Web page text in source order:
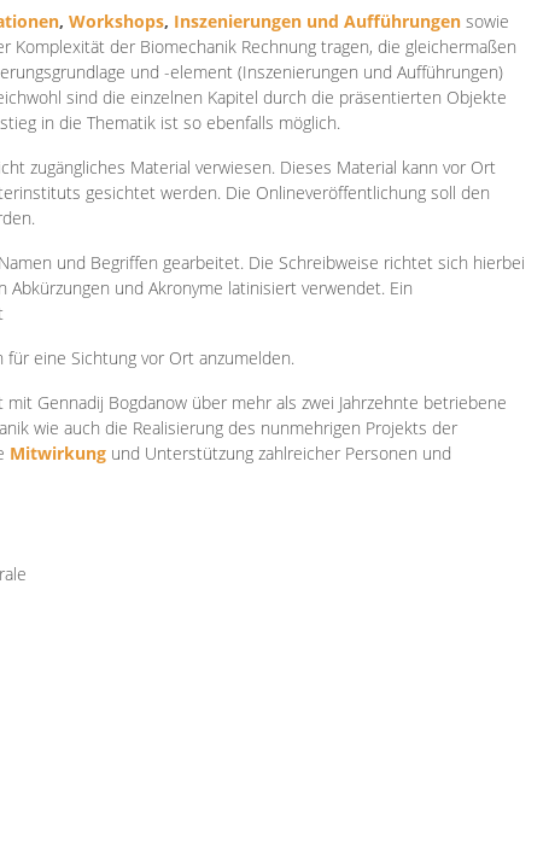
, Workshops, Inszenierungen und Aufführungen sowie
Komplexität der Biomechanik Rechnung tragen, die gleichermaßen
und -element (Inszenierungen und Aufführungen)
sind die einzelnen Kapitel durch die präsentierten Objekte
in die Thematik ist so ebenfalls möglich.
zugängliches Material verwiesen. Dieses Material kann vor Ort
gesichtet werden. Die Onlineveröffentlichung soll den
und Begriffen gearbeitet. Die Schreibweise richtet sich hierbei
und Akronyme latinisiert verwendet. Ein
eine Sichtung vor Ort anzumelden.
Gennadij Bogdanow über mehr als zwei Jahrzehnte betriebene
wie auch die Realisierung des nunmehrigen Projekts der
Mitwirkung und Unterstützung zahlreicher Personen und